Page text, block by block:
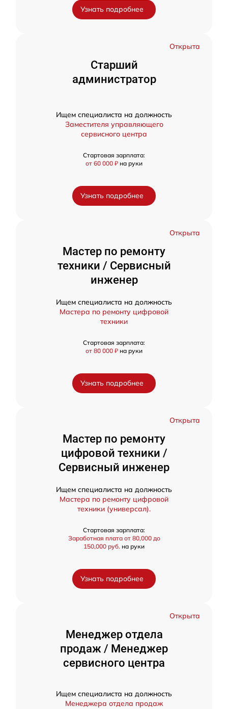
Узнать подробнее
Открыта
Старший
администратор
Ищем специалиста на должность
Заместителя управляющего
сервисного центра
Стартовая зарплата:
от 60 000 ₽ на руки
Узнать подробнее
Открыта
Мастер по ремонту
техники / Сервисный
инженер
Ищем специалиста на должность
Мастера по ремонту цифровой
техники
Стартовая зарплата:
от 80 000 ₽ на руки
Узнать подробнее
Открыта
Мастер по ремонту
цифровой техники /
Сервисный инженер
Ищем специалиста на должность
Мастера по ремонту цифровой
техники (универсал).
Стартовая зарплата:
Заработная плата от 80,000 до
150,000 руб. на руки
Узнать подробнее
Открыта
Менеджер отдела
продаж / Менеджер
сервисного центра
Ищем специалиста на должность
Менеджера отдела продаж